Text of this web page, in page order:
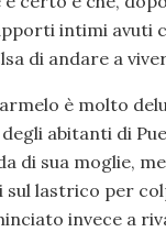
intimi avuti
di andare a
è molto
abitanti di
di sua moglie,
lastrico per
invece a